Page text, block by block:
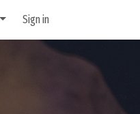
Sign in